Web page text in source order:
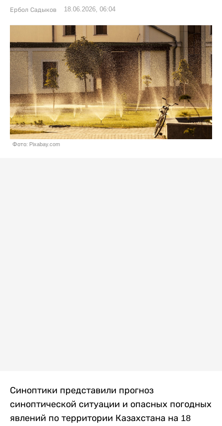
Ербол Садыков 18.06.2026, 06:04
Фото: Pixabay.com
Синоптики представили прогноз
синоптической ситуации и опасных погодных
явлений по территории Казахстана на 18